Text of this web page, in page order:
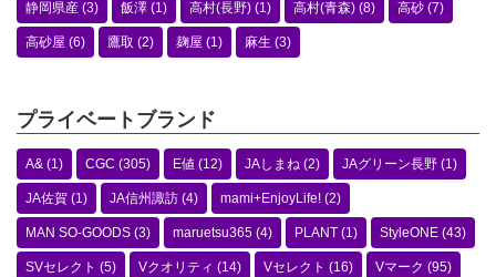
静岡県産 (3) 飯澤 (1) 高村(長野) (1) 高村(青森) (8) 高砂 (7)
高砂屋 (6) 鷹取 (2) 麹屋 (1) 麻生 (3)
プライベートブランド
A& (1) CGC (305) E値 (12) JAしまね (2) JAグリーン長野 (1)
JA佐賀 (1) JA信州諏訪 (4) mami+EnjoyLife! (2)
MAN SO-GOODS (3) maruetsu365 (4) PLANT (1) StyleONE (43)
SVセレクト (5) Vクオリティ (14) Vセレクト (16) Vマーク (95)